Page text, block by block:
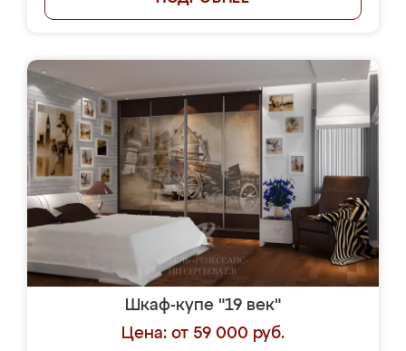
Шкаф-купе "19 век"
Цена: от 59 000 руб.